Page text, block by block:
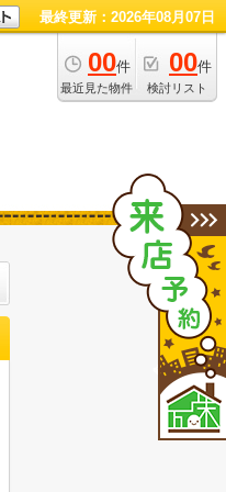
最終更新：2026年08月07日
00件
最近見た物件
00件
検討リスト